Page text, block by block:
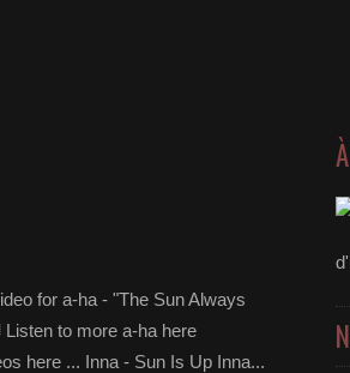
for a-ha - "The Sun Always
to more a-ha here
here ... Inna - Sun Is Up Inna...